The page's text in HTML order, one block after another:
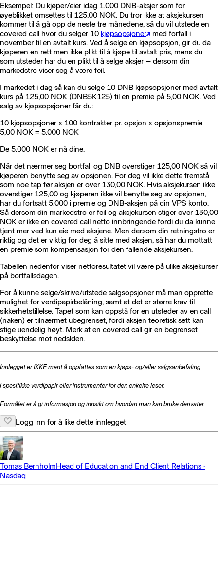
Eksempel: Du kjøper/eier idag 1.000 DNB-aksjer som for
øyeblikket omsettes til 125,00 NOK. Du tror ikke at aksjekursen
kommer til å gå opp de neste tre månedene, så du vil utstede en
covered call hvor du selger 10 kjøpsopsjoner
med forfall i
november til en avtalt kurs. Ved å selge en kjøpsopsjon, gir du da
kjøperen en rett men ikke plikt til å kjøpe til avtalt pris, mens du
som utsteder har du en plikt til å selge aksjer – dersom din
markedstro viser seg å være feil.
I markedet i dag så kan du selge 10 DNB kjøpsopsjoner med avtalt
kurs på 125,00 NOK (DNB5K125) til en premie på 5,00 NOK. Ved
salg av kjøpsopsjoner får du:
10 kjøpsopsjoner x 100 kontrakter pr. opsjon x opsjonspremie
5,00 NOK = 5.000 NOK
De 5.000 NOK er nå dine.
Når det nærmer seg bortfall og DNB overstiger 125,00 NOK så vil
kjøperen benytte seg av opsjonen. For deg vil ikke dette fremstå
som noe tap før aksjen er over 130,00 NOK. Hvis aksjekursen ikke
overstiger 125,00 og kjøperen ikke vil benytte seg av opsjonen,
har du fortsatt 5.000 i premie og DNB-aksjen på din VPS konto.
Så dersom din markedstro er feil og aksjekursen stiger over 130,00
NOK er ikke en covered call netto innbringende fordi du da kunne
tjent mer ved kun eie med aksjene. Men dersom din retningstro er
riktig og det er viktig for deg å sitte med aksjen, så har du mottatt
en premie som kompensasjon for den fallende aksjekursen.
Tabellen nedenfor viser nettoresultatet vil være på ulike aksjekurser
på bortfallsdagen.
For å kunne selge/skrive/utstede salgsopsjoner må man opprette
mulighet for verdipapirbelåning, samt at det er større krav til
sikkerhetstillelse. Tapet som kan oppstå for en utsteder av en call
(naken) er tilnærmet ubegrenset, fordi aksjen teoretisk sett kan
stige uendelig høyt. Merk at en covered call gir en begrenset
beskyttelse mot nedsiden.
Innlegget er IKKE ment å oppfattes som en kjøps- og/eller salgsanbefaling
i spesifikkeverdipapir eller instrumenter for den enkelte leser.
Formålet er å gi informasjon og innsikt om hvordan man kan bruke derivater.
Logg inn for å like dette innlegget
Tomas BernholmHead of Education and End Client Relations ·
Nasdaq